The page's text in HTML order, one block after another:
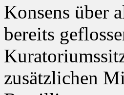
Konsens über
bereits
zusätzlichen